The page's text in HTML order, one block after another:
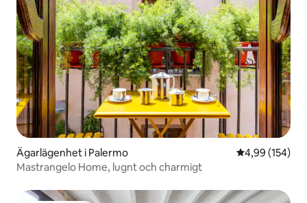
Ägarlägenhet i Palermo 4,99 av 5 i
4,99 (154)
Mastrangelo Home, lugnt och charmigt